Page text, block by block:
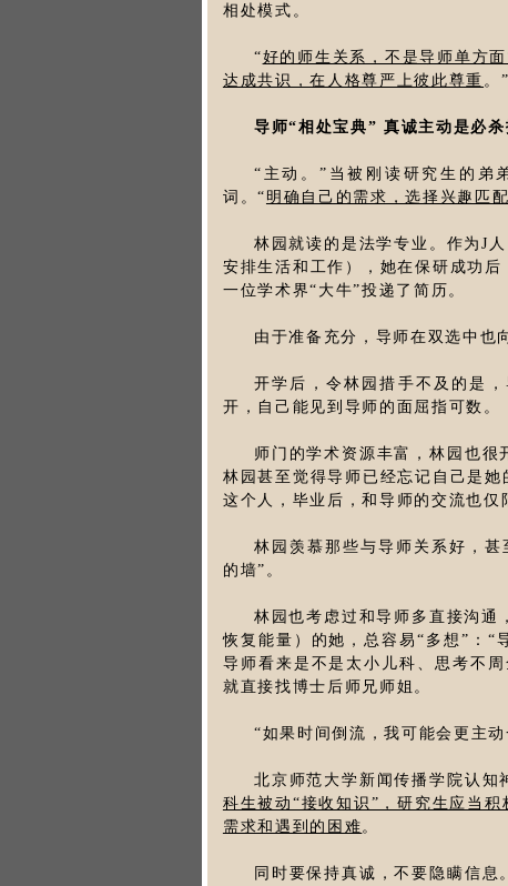
相处模式。
“好的师生关系，不是导师单方
达成共识，在人格尊严上彼此尊重 。
导师“相处宝典” 真诚主动是必杀
“主动。”当被刚读研究生的弟
词。“ 明确自己的需求，选择兴趣匹
林园就读的是法学专业。作为J
安排生活和工作），她在保研成功
一位学术界“大牛”投递了简历。
由于准备充分，导师在双选中也
开学后，令林园措手不及的是
开，自己能见到导师的面屈指可数。
师门的学术资源丰富，林园也很
林园甚至觉得导师已经忘记自己是
这个人，毕业后，和导师的交流也仅
林园羡慕那些与导师关系好，
的墙”。
林园也考虑过和导师多直接沟
恢复能量）的她，总容易“多想”：“
导师看来是不是太小儿科、思考不
就直接找博士后师兄师姐。
“如果时间倒流，我可能会更主
北京师范大学新闻传播学院认知
科生被动“接收知识”，研究生应当
需求和遇到的困难 。
同时要保持真诚，不要隐瞒信息